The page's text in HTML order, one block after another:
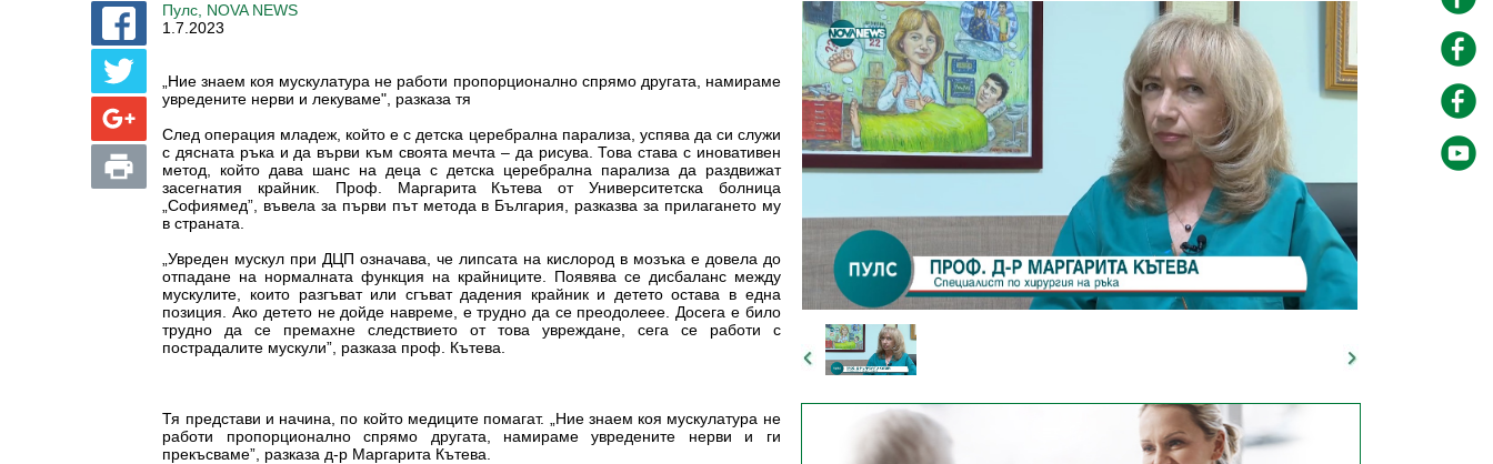
Пулс, NOVA NEWS
1.7.2023
„Ние знаем коя мускулатура не работи пропорционално спрямо другата, намираме
увредените нерви и лекуваме", разказа тя
След операция младеж, който е с детска церебрална парализа, успява да си служи
с дясната ръка и да върви към своята мечта – да рисува. Това става с иновативен
метод, който дава шанс на деца с детска церебрална парализа да раздвижат
засегнатия крайник. Проф. Маргарита Кътева от Университетска болница
„Софиямед”, въвела за първи път метода в България, разказва за прилагането му
в страната.
„Увреден мускул при ДЦП означава, че липсата на кислород в мозъка е довела до
отпадане на нормалната функция на крайниците. Появява се дисбаланс между
мускулите, които разгъват или сгъват дадения крайник и детето остава в една
позиция. Ако детето не дойде навреме, е трудно да се преодолеее. Досега е било
трудно да се премахне следствието от това увреждане, сега се работи с
пострадалите мускули”, разказа проф. Кътева.
Тя представи и начина, по който медиците помагат. „Ние знаем коя мускулатура не
работи пропорционално спрямо другата, намираме увредените нерви и ги
прекъсваме”, разказа д-р Маргарита Кътева.